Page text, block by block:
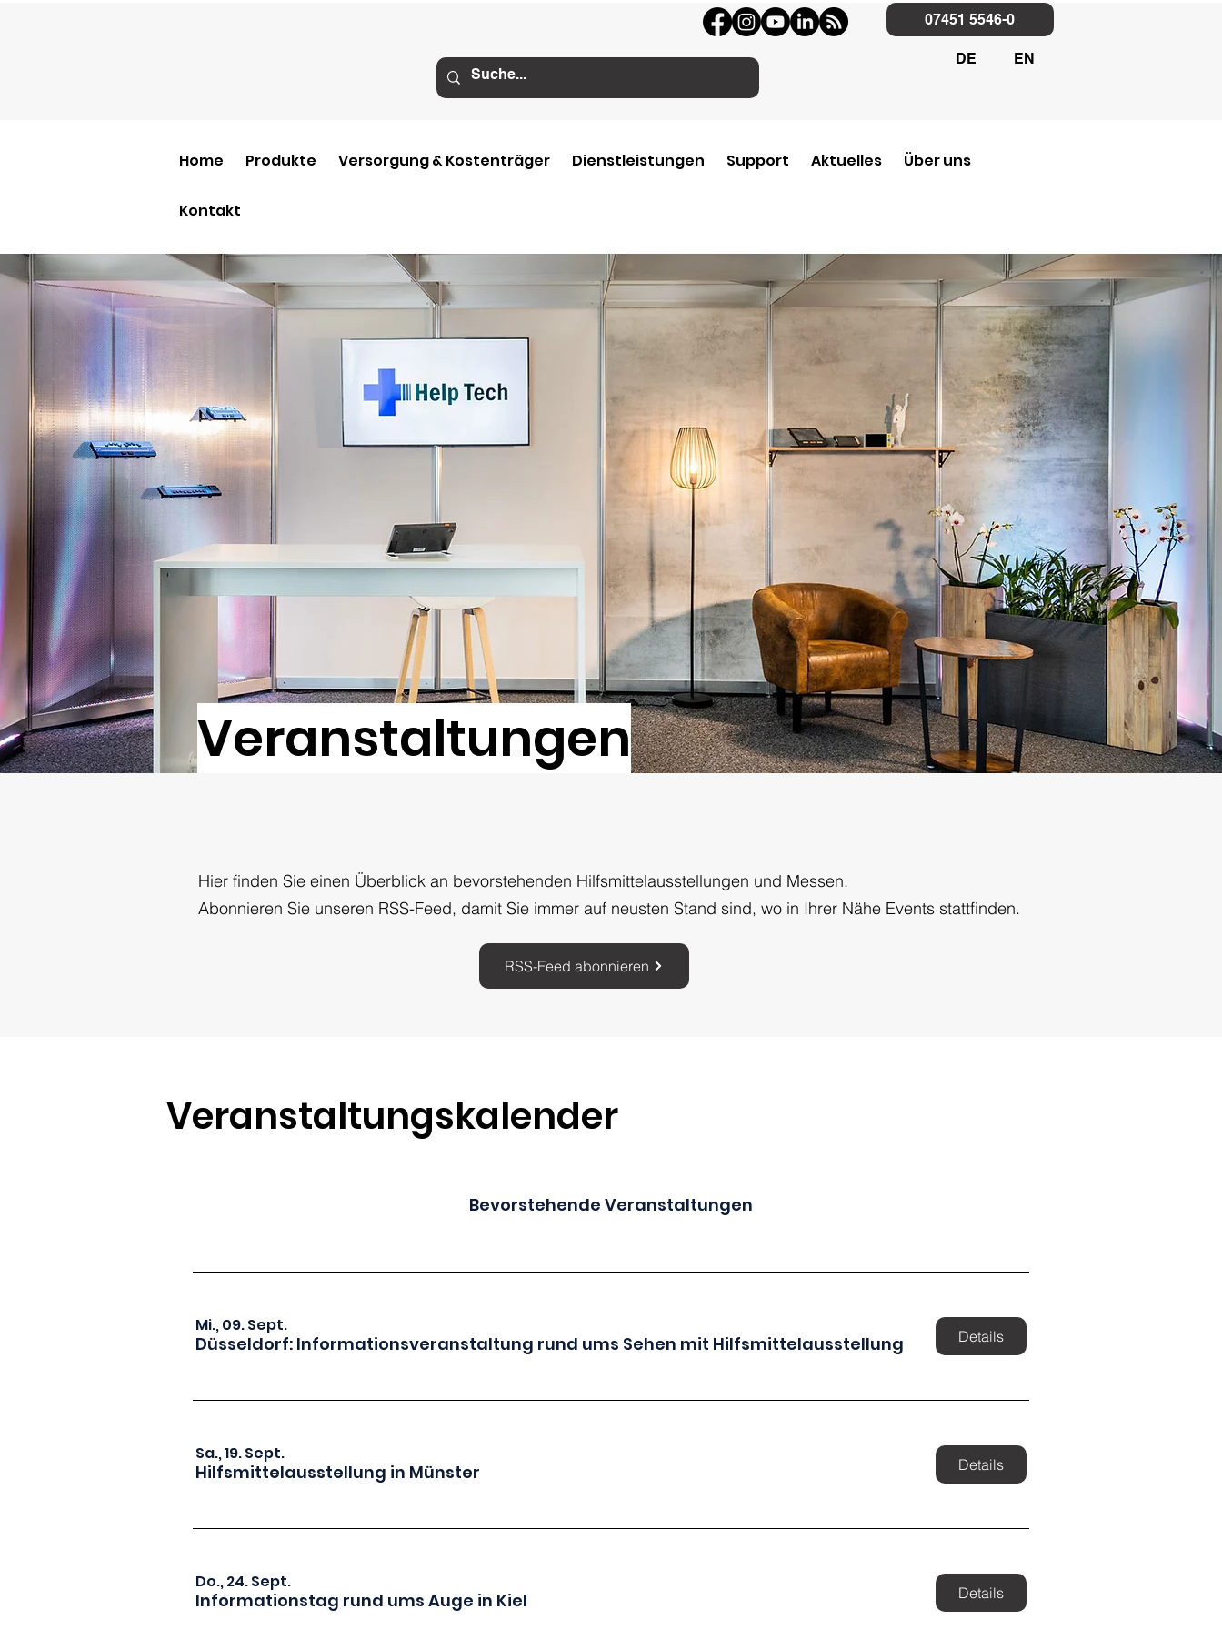
07451 5546-0
DE EN
Home Produkte Versorgung & Kostenträger Dienstleistungen Support Aktuelles Über uns
Kontakt
Veranstaltungen
Hier finden Sie einen Überblick an bevorstehenden Hilfsmittelausstellungen und Messen.
Abonnieren Sie unseren RSS-Feed, damit Sie immer auf neusten Stand sind, wo in Ihrer Nähe Events stattfinden.
RSS-Feed abonnieren
Veranstaltungskalender
Bevorstehende Veranstaltungen
Mi., 09. Sept.
Düsseldorf: Informationsveranstaltung rund ums Sehen mit Hilfsmittelausstellung Details
Sa., 19. Sept.
Hilfsmittelausstellung in Münster Details
Do., 24. Sept.
Informationstag rund ums Auge in Kiel Details